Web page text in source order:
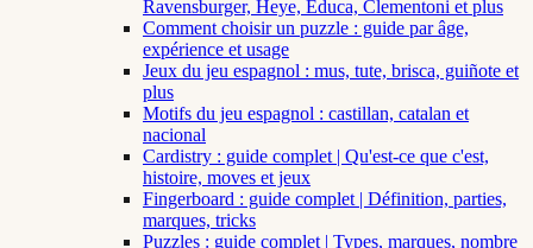
Ravensburger, Heye, Educa, Clementoni et plus
Comment choisir un puzzle : guide par âge,
expérience et usage
Jeux du jeu espagnol : mus, tute, brisca, guiñote et
plus
Motifs du jeu espagnol : castillan, catalan et
nacional
Cardistry : guide complet | Qu'est-ce que c'est,
histoire, moves et jeux
Fingerboard : guide complet | Définition, parties,
marques, tricks
Puzzles : guide complet | Types, marques, nombre